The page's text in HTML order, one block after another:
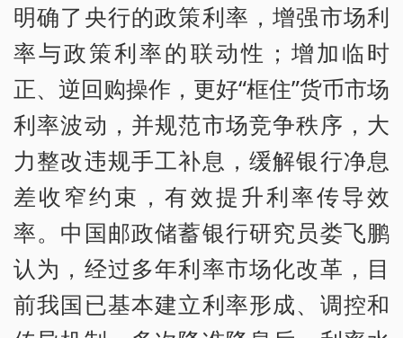
明确了央行的政策利率，增强市场利
率与政策利率的联动性；增加临时
正、逆回购操作，更好“框住”货币市场
利率波动，并规范市场竞争秩序，大
力整改违规手工补息，缓解银行净息
差收窄约束，有效提升利率传导效
率。中国邮政储蓄银行研究员娄飞鹏
认为，经过多年利率市场化改革，目
前我国已基本建立利率形成、调控和